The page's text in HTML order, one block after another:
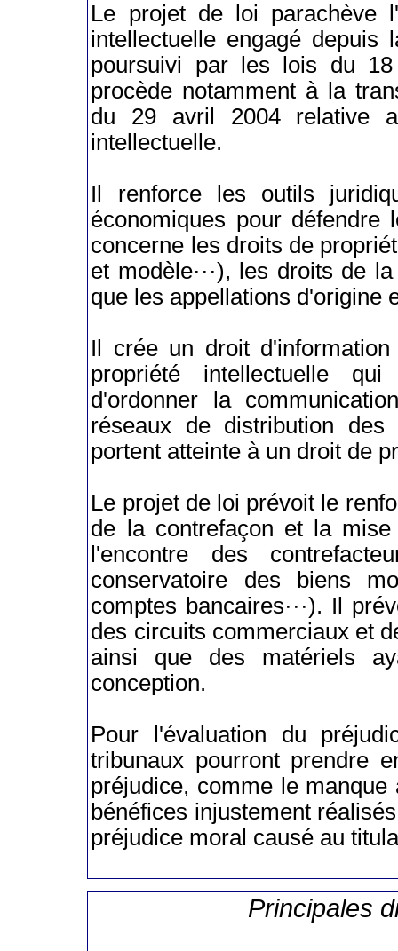
Le projet de loi parachève
intellectuelle engagé
poursuivi par les lois du
procède notamment à la
du 29 avril 2004 relative
intellectuelle.
Il renforce les outils
économiques pour
concerne les droits de
et modèle···), les droits de
que les appellations d'origine
Il crée un droit
propriété intellectuelle
d'ordonner la
réseaux de distribution
portent atteinte à un droit de
Le projet de loi prévoit le
de la contrefaçon et la
l'encontre des
conservatoire des biens
comptes bancaires···). Il
des circuits commerciaux et
ainsi que des matériels
conception.
Pour l'évaluation du
tribunaux pourront prendre
préjudice, comme le
bénéfices injustement
préjudice moral causé au
Principales